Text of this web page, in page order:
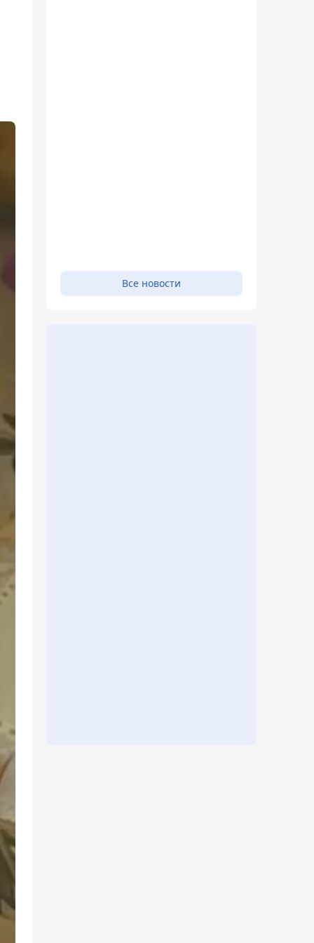
Все новости